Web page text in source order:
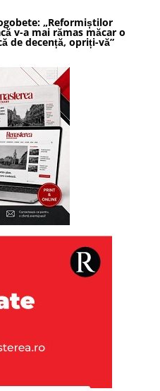
„Reformiștilor
v-a mai rămas măcar o
de decență, opriți-vă”